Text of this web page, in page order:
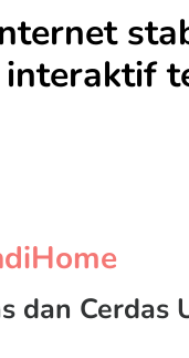
interaktif
dan Cerdas